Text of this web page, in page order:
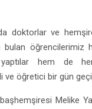
doktorlar ve
bulan öğrencilerimiz
hem de
ve öğretici bir gün
başhemşiresi Melike